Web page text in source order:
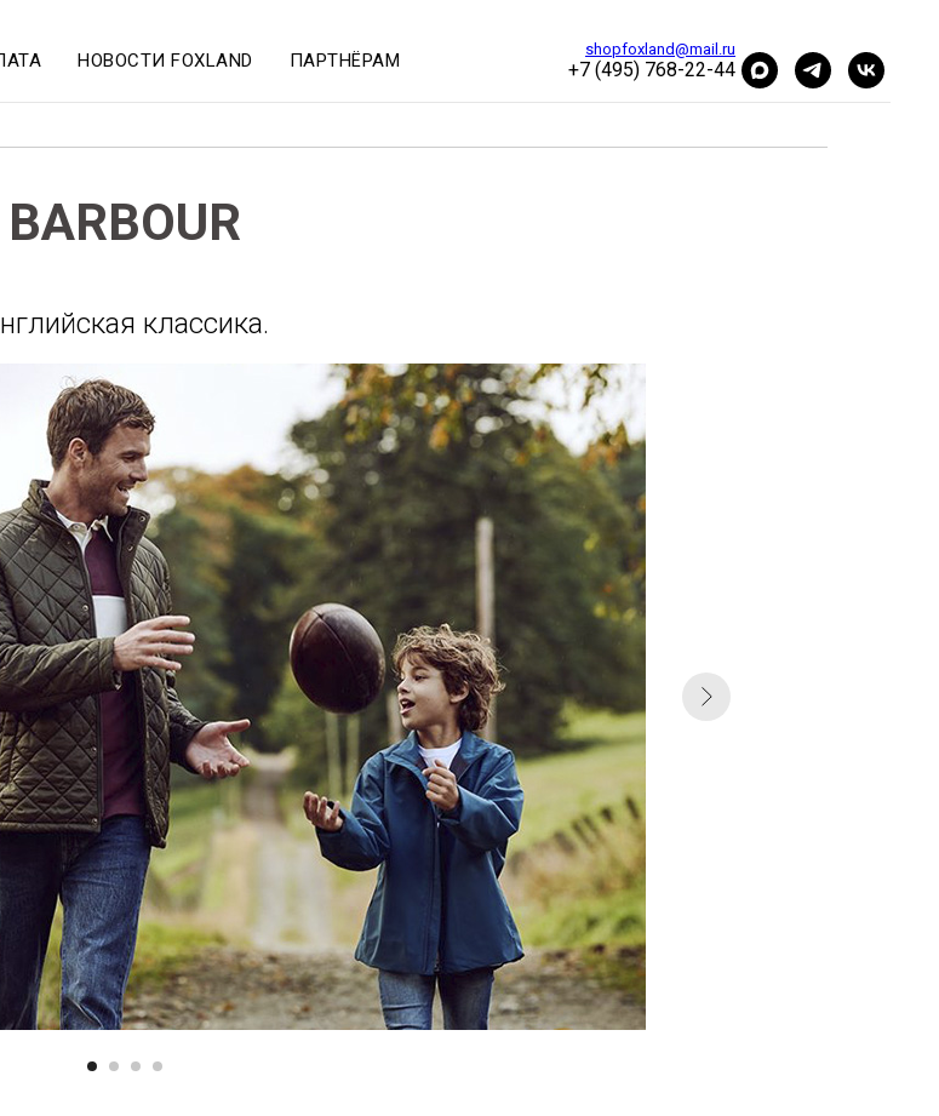
НОВОСТИ FOXLAND ПАРТНЁРАМ
shopfoxland@mail.ru
+7 (495) 768-22-44
BARBOUR
классика.